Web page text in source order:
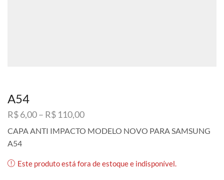
A54
R$6,00– R$ 110,00Faixa
preço:
R$ 110,00
CAPA ANTI IMPACTO MODELO NOVO PARA SAMSUNG
A54
Este produto está fora de estoque e indisponível.